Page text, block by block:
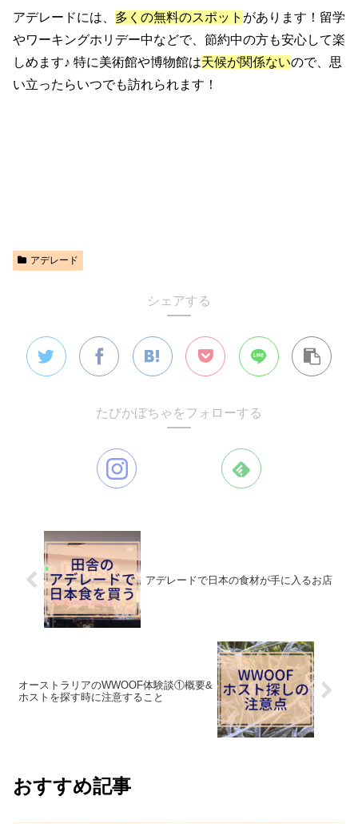
アデレードには、 多くの無料のスポット があります！留学
やワーキングホリデー中などで、節約中の方も安心して楽
しめます♪ 特に美術館や博物館は天候が関係ないので、思
い立ったらいつでも訪れられます！
アデレード
シェアする
たびかぼちゃをフォローする
アデレードで日本の食材が手に入るお店
オーストラリアのWWOOF体験談①概要&
ホストを探す時に注意すること
おすすめ記事